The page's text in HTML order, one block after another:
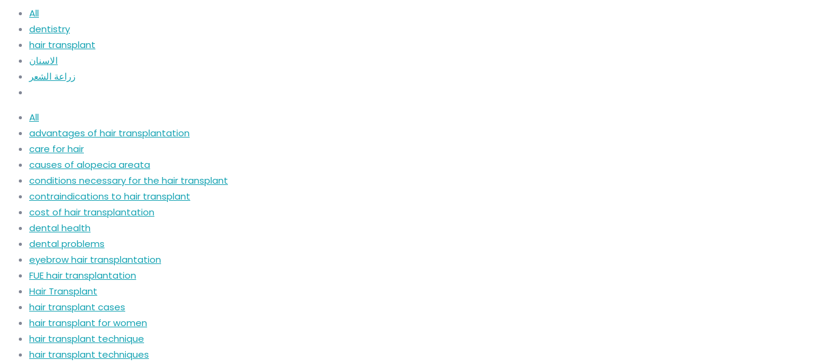
All
dentistry
hair transplant
الاسنان
زراعة الشعر
All
advantages of hair transplantation
care for hair
causes of alopecia areata
conditions necessary for the hair transplant
contraindications to hair transplant
cost of hair transplantation
dental health
dental problems
eyebrow hair transplantation
FUE hair transplantation
Hair Transplant
hair transplant cases
hair transplant for women
hair transplant technique
hair transplant techniques